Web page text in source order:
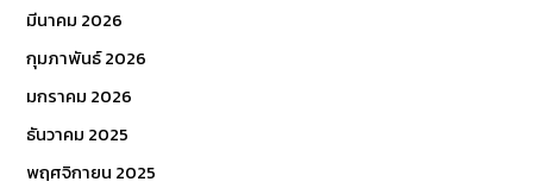
มีนาคม 2026
กุมภาพันธ์ 2026
มกราคม 2026
ธันวาคม 2025
พฤศจิกายน 2025